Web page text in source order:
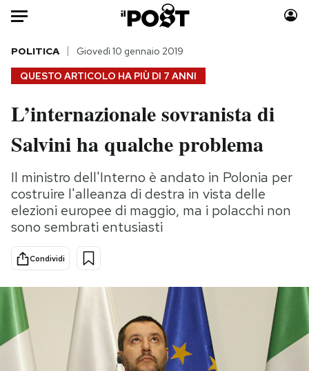
Auto
HOME
Italia
Politica
Tecnologia
Internet
Scienza
Cultura
Economia
Moda
Consumismi
Storie/Idee
Ok Boomer!
Media
PODCAST
QUESTO ARTICOLO HA PIÙ DI 7 ANNI
POLITICA Giovedì 10 gennaio 2019
L’internazionale sovranista di
Salvini ha qualche problema
Il ministro dell'Interno è andato in Polonia per
costruire l'alleanza di destra in vista delle
elezioni europee di maggio, ma i polacchi non
sono sembrati entusiasti
Condividi